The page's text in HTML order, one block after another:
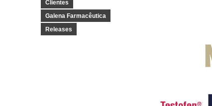
Clientes
Galena Farmacêutica
Releases